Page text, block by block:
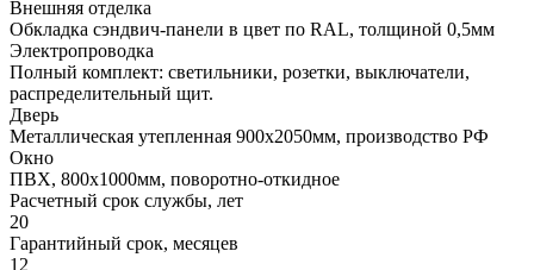
Внешняя отделка
Обкладка сэндвич-панели в цвет по RAL, толщиной 0,5мм
Электропроводка
Полный комплект: светильники, розетки, выключатели,
распределительный щит.
Дверь
Металлическая утепленная 900х2050мм, производство РФ
Окно
ПВХ, 800х1000мм, поворотно-откидное
Расчетный срок службы, лет
20
Гарантийный срок, месяцев
12